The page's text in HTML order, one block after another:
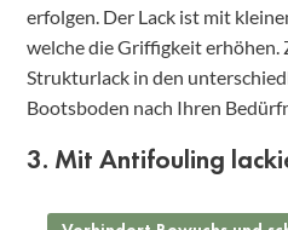
erfolgen. Der Lack ist mit
welche die Griffigkeit erhöhen.
Strukturlack in den
Bootsboden nach Ihren
3. Mit Antifouling